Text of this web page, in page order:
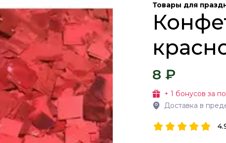
Товары для
8 ₽
+ 1 бонусов за
Доставка в